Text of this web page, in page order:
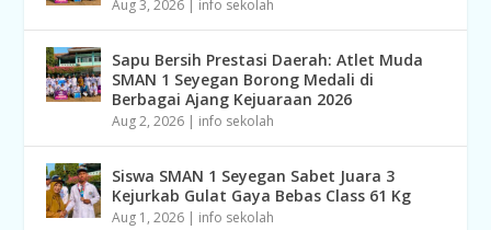
Aug 3, 2026 | info sekolah
Sapu Bersih Prestasi Daerah: Atlet Muda
SMAN 1 Seyegan Borong Medali di
Berbagai Ajang Kejuaraan 2026
Aug 2, 2026 | info sekolah
Siswa SMAN 1 Seyegan Sabet Juara 3
Kejurkab Gulat Gaya Bebas Class 61 Kg
Aug 1, 2026 | info sekolah